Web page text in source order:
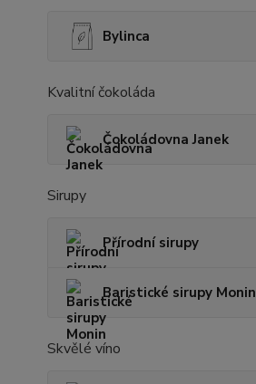
Bylinca
Kvalitní čokoláda
Čokoládovna Janek
Sirupy
Přírodní sirupy
Baristické sirupy Monin
Skvělé víno